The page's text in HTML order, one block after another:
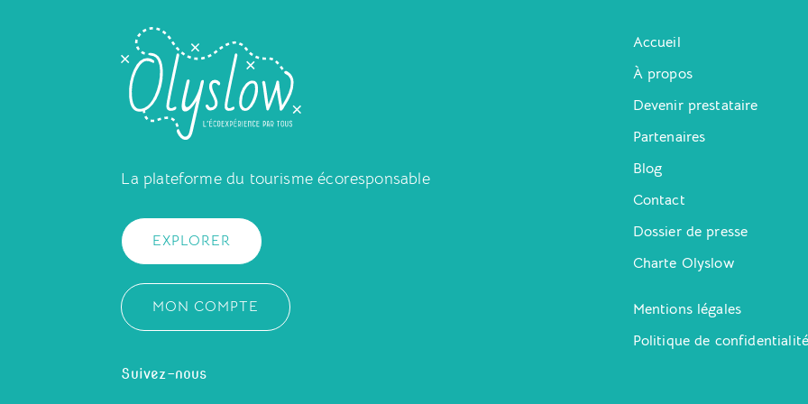
La plateforme du tourisme écoresponsable
EXPLORER
MON COMPTE
Suivez-nous
Accueil
À propos
Devenir prestataire
Partenaires
Blog
Contact
Dossier de presse
Charte Olyslow
Mentions légales
Politique de